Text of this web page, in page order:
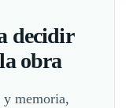
decidir
obra
y memoria,